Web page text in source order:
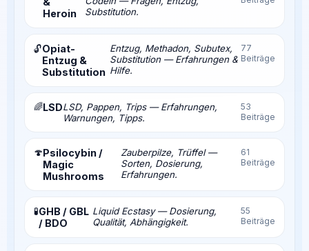
Heroin
Substitution.
🔓Opiat-
Entzug &
Substitution
Entzug, Methadon, Subutex,
Substitution — Erfahrungen &
Hilfe.
77
Beiträge
🌈LSDLSD, Pappen, Trips — Erfahrungen,
Warnungen, Tipps.
53
Beiträge
🍄Psilocybin /
Magic
Mushrooms
Zauberpilze, Trüffel —
Sorten, Dosierung,
Erfahrungen.
61
Beiträge
🧪GHB / GBL
/ BDO
Liquid Ecstasy — Dosierung,
Qualität, Abhängigkeit.
55
Beiträge